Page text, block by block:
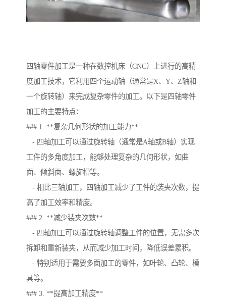
四轴零件加工是一种在数控机床（CNC）上进行的高精
度加工技术，它利用四个运动轴（通常是X、Y、Z轴和
一个旋转轴）来完成复杂零件的加工。以下是四轴零件
加工的主要特点：
### 1. **复杂几何形状的加工能力**
- 四轴加工可以通过旋转轴（通常是A轴或B轴）实现
工件的多角度加工，能够处理复杂的几何形状，如曲
面、倾斜面、螺旋槽等。
- 相比三轴加工，四轴加工减少了工件的装夹次数，提
高了加工效率和精度。
### 2. **减少装夹次数**
- 四轴加工可以通过旋转轴调整工件的位置，无需多次
拆卸和重新装夹，从而减少加工时间，降低误差累积。
- 特别适用于需要多面加工的零件，如叶轮、凸轮、模
具等。
### 3. **提高加工精度**